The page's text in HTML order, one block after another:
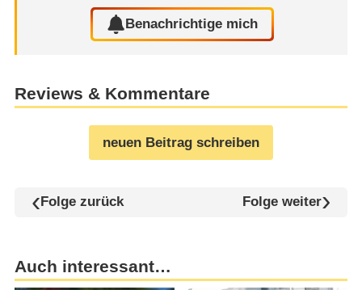
Benachrichtige mich
Reviews & Kommentare
neuen Beitrag schreiben
Folge zurück Folge weiter
Auch interessant…